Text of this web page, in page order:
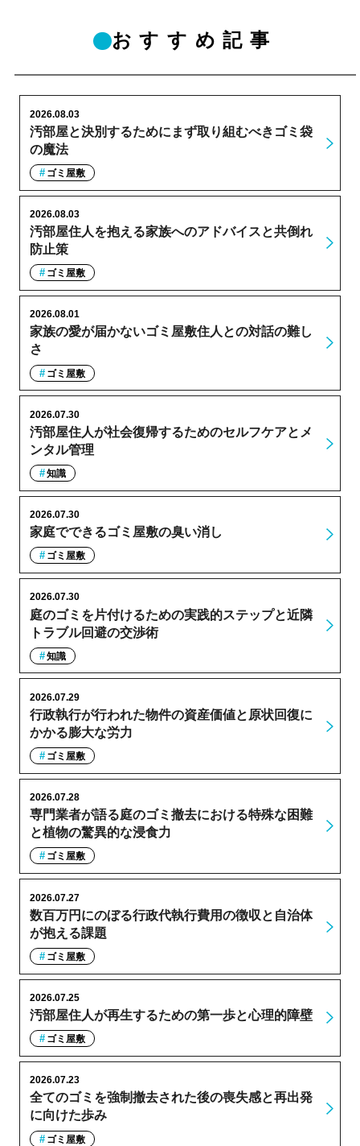
おすすめ記事
汚部屋と決別するためにまず取り組むべきゴミ袋
の魔法
2026.08.03
ゴミ屋敷
汚部屋住人を抱える家族へのアドバイスと共倒れ
防止策
2026.08.03
ゴミ屋敷
家族の愛が届かないゴミ屋敷住人との対話の難し
さ
2026.08.01
ゴミ屋敷
汚部屋住人が社会復帰するためのセルフケアとメ
ンタル管理
2026.07.30
知識
家庭でできるゴミ屋敷の臭い消し
2026.07.30
ゴミ屋敷
庭のゴミを片付けるための実践的ステップと近隣
トラブル回避の交渉術
2026.07.30
知識
行政執行が行われた物件の資産価値と原状回復に
かかる膨大な労力
2026.07.29
ゴミ屋敷
専門業者が語る庭のゴミ撤去における特殊な困難
と植物の驚異的な浸食力
2026.07.28
ゴミ屋敷
数百万円にのぼる行政代執行費用の徴収と自治体
が抱える課題
2026.07.27
ゴミ屋敷
汚部屋住人が再生するための第一歩と心理的障壁
2026.07.25
ゴミ屋敷
全てのゴミを強制撤去された後の喪失感と再出発
に向けた歩み
2026.07.23
ゴミ屋敷